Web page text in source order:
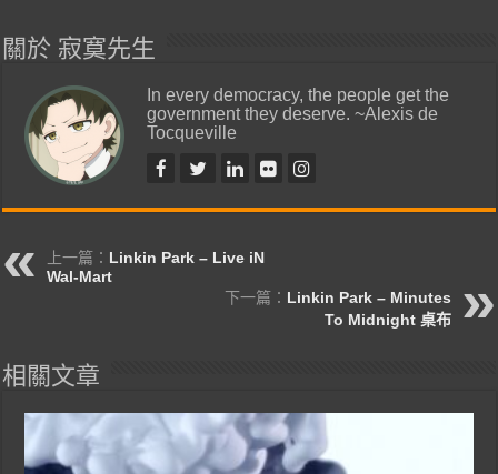
關於 寂寞先生
In every democracy, the people get the
government they deserve. ~Alexis de
Tocqueville
上一篇： Linkin Park – Live iN
Wal-Mart
下一篇： Linkin Park – Minutes
To Midnight 桌布
相關文章